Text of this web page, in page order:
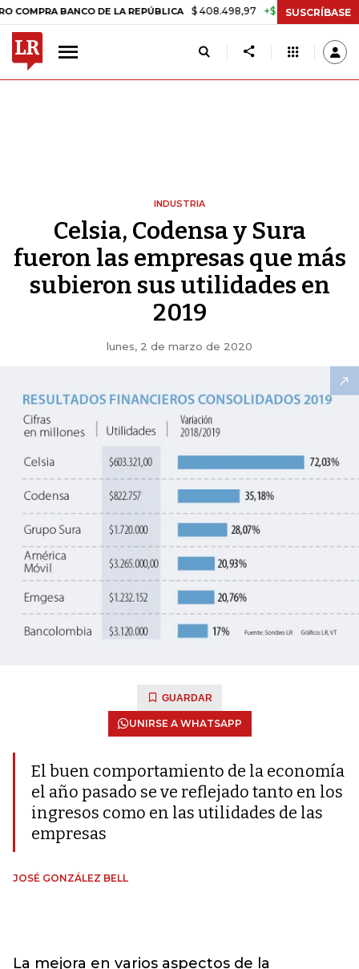
BANCO DE LA REPÚBLICA $ 408.498,97 +$ 8.753,81 +2,19%
SUSCRÍBASE
INDUSTRIA
Celsia, Codensa y Sura
fueron las empresas que más
subieron sus utilidades en
2019
lunes, 2 de marzo de 2020
GUARDAR
UNIRSE A WHATSAPP
El buen comportamiento de la economía
el año pasado se ve reflejado tanto en los
ingresos como en las utilidades de las
empresas
JOSÉ GONZÁLEZ BELL
La mejora en varios aspectos de la